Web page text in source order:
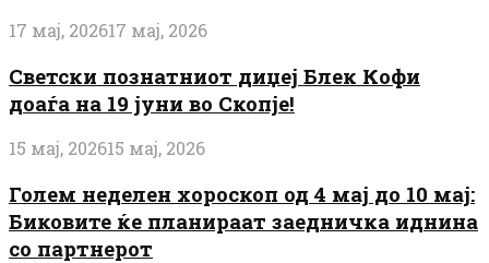
17 мај, 202617 мај, 2026
Светски познатниот диџеј Блек Кофи
доаѓа на 19 јуни во Скопје!
15 мај, 202615 мај, 2026
Голем неделен хороскоп од 4 мај до 10 мај:
Биковите ќе планираат заедничка иднина
со партнерот